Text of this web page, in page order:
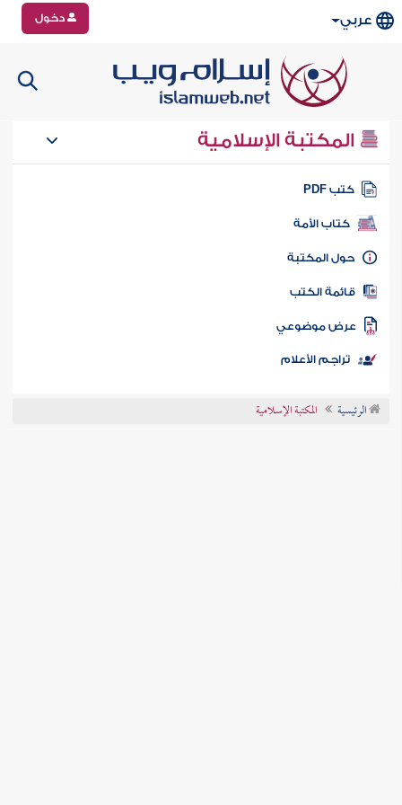
عربي دخول
المكتبة الإسلامية
كتب PDF
كتاب الأمة
المكتبة
الكتب
موضوعي
تراجم الأعلام
الرئيسية المكتبة الإسلامية